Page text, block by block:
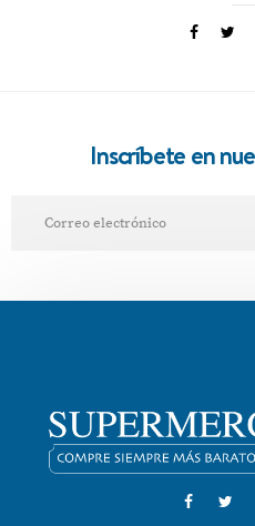
Inscríbete en